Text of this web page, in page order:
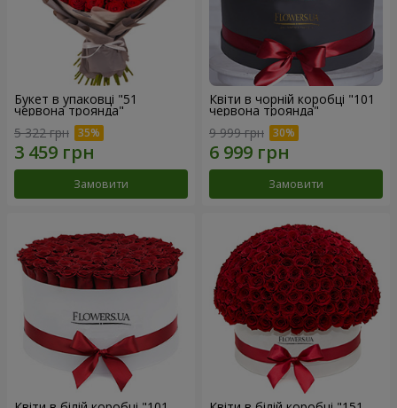
Букет в упаковці "51
червона троянда"
5 322 грн
Замовити
Квіти в чорній коробці "101
червона троянда"
9 999 грн
Замовити